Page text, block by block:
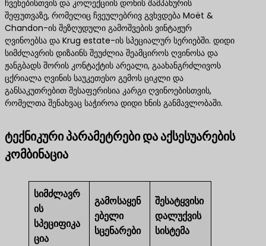
ჩვენებისთვის და კოლექციის დონის შამპანურის
შეფუთვაზე, რომელიც ჩვეულებრივ გვხვდება Moët &
Chandon-ის შეზღუდული გამოშვების ვინტაჟურ
ღვინოებსა და Krug estate-ის სპეციალურ სერიებში. დიდი
სიმძლავრის დიზაინს შეუძლია შეამციროს ღვინოსა და
ჟანგბადს შორის კონტაქტის არეალი, გაახანგრძლივოს
ცქრიალა ღვინის საუკეთესო გემოს ციკლი და
განსაკუთრებით შესაფერისია კარგი ღვინოებისთვის,
რომელთა შენახვაც საჭიროა დიდი ხნის განმავლობაში.
ტექნიკური პარამეტრები და აქსესუარების
კომბინაცია
სიმძლავრ
ის
სპეციფიკა
ცია
გამოსაყენ
ებელი
სცენარები
შესატყვისი
დალუქვის
სისტემა